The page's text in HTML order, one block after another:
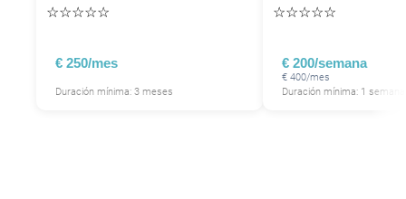
P
☆☆☆☆☆
€ 250/mes
Duración mínima: 3 meses
☆☆☆☆☆
€ 200/semana
€ 400/mes
Duración mínima: 1 semana